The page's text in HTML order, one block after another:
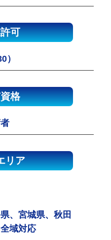
可
）
格
リア
、宮城県、秋田
域対応